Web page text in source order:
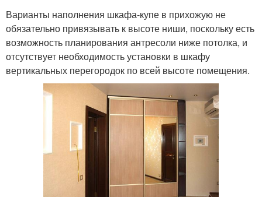
Варианты наполнения шкафа-купе в прихожую не
обязательно привязывать к высоте ниши, поскольку есть
возможность планирования антресоли ниже потолка, и
отсутствует необходимость установки в шкафу
вертикальных перегородок по всей высоте помещения.